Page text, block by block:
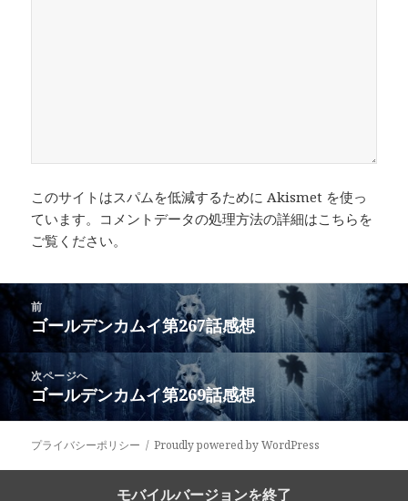
このサイトはスパムを低減するために Akismet を使っ
ています。 コメントデータの処理方法の詳細はこちらを
ご覧ください。
投
稿
ナ
ビ
ゲ
ー
シ
ン
前
前
の
投
稿:
ゴールデンカムイ第267話感想
次ページへ
次
の
投
ゴールデンカムイ第269話感想
プライバシーポリシー Proudly powered by WordPress
モバイルバージョンを終了